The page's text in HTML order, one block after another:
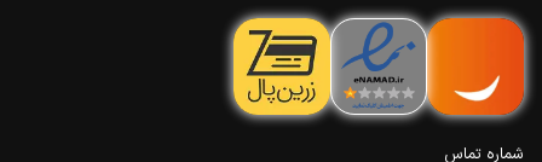
شماره تماس